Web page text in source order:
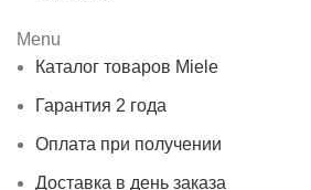
Menu
Каталог товаров Miele
Гарантия 2 года
Оплата при получении
Доставка в день заказа